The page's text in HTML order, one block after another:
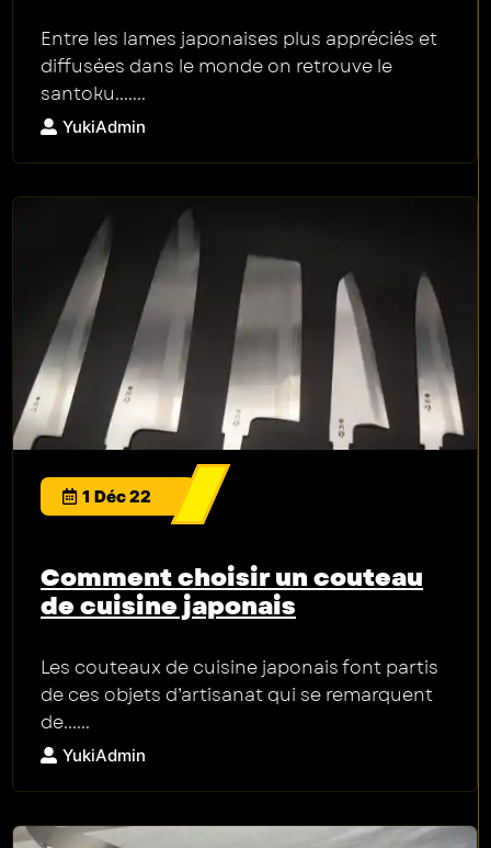
Entre les lames japonaises plus appréciés et
diffusées dans le monde on retrouve le
santoku.......
YukiAdmin
1 Déc 22
Comment choisir un couteau
de cuisine japonais
Les couteaux de cuisine japonais font partis
de ces objets d’artisanat qui se remarquent
de......
YukiAdmin